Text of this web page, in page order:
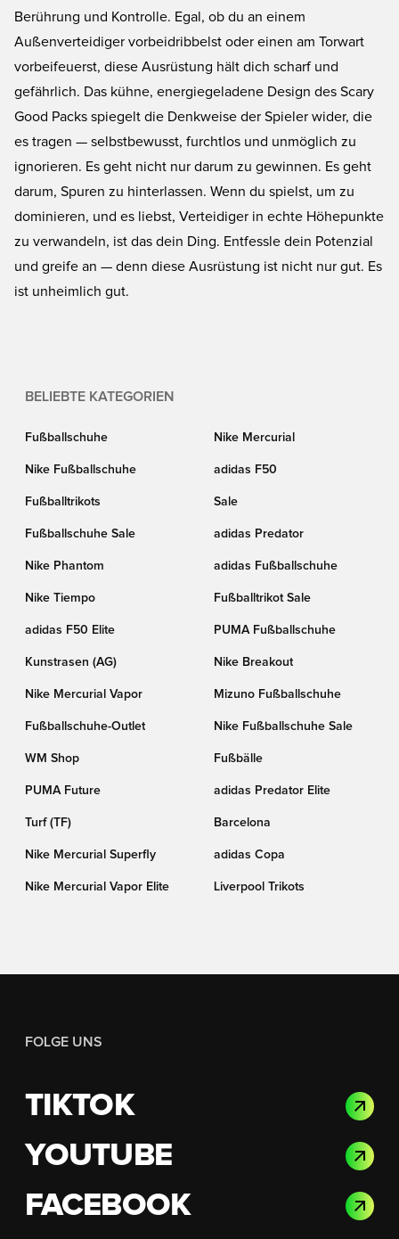
Berührung und Kontrolle. Egal, ob du an einem
Außenverteidiger vorbeidribbelst oder einen am Torwart
vorbeifeuerst, diese Ausrüstung hält dich scharf und
gefährlich. Das kühne, energiegeladene Design des Scary
Good Packs spiegelt die Denkweise der Spieler wider, die
es tragen — selbstbewusst, furchtlos und unmöglich zu
ignorieren. Es geht nicht nur darum zu gewinnen. Es geht
darum, Spuren zu hinterlassen. Wenn du spielst, um zu
dominieren, und es liebst, Verteidiger in echte Höhepunkte
zu verwandeln, ist das dein Ding. Entfessle dein Potenzial
und greife an — denn diese Ausrüstung ist nicht nur gut. Es
ist unheimlich gut.
BELIEBTE KATEGORIEN
Fußballschuhe Nike Mercurial
Nike Fußballschuhe adidas F50
Fußballtrikots Sale
Fußballschuhe Sale adidas Predator
Nike Phantom adidas Fußballschuhe
Nike Tiempo Fußballtrikot Sale
adidas F50 Elite PUMA Fußballschuhe
Kunstrasen (AG) Nike Breakout
Nike Mercurial Vapor Mizuno Fußballschuhe
Fußballschuhe-Outlet Nike Fußballschuhe Sale
WM Shop Fußbälle
PUMA Future adidas Predator Elite
Turf (TF) Barcelona
Nike Mercurial Superfly adidas Copa
Nike Mercurial Vapor Elite Liverpool Trikots
FOLGE UNS
TIKTOK
YOUTUBE
FACEBOOK